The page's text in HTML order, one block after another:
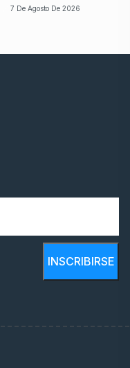
7 De Agosto De 2026
INSCRIBIRSE